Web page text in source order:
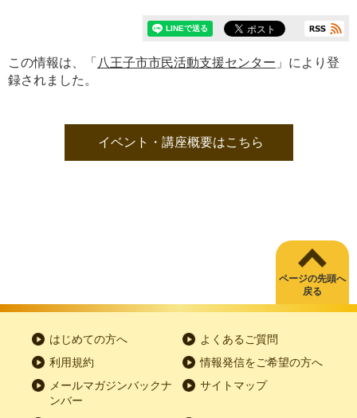
この情報は、「 八王子市市民活動支援センター 」により登
録されました。
イベント・講座概要はこちら
ページの先頭へ
戻る
はじめての方へ
よくあるご質問
利用規約
情報発信をご希望の方へ
メールマガジンバックナ
ンバー
サイトマップ